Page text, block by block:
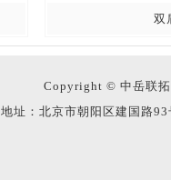
双
Copyright © 中岳联
地址：北京市朝阳区建国路